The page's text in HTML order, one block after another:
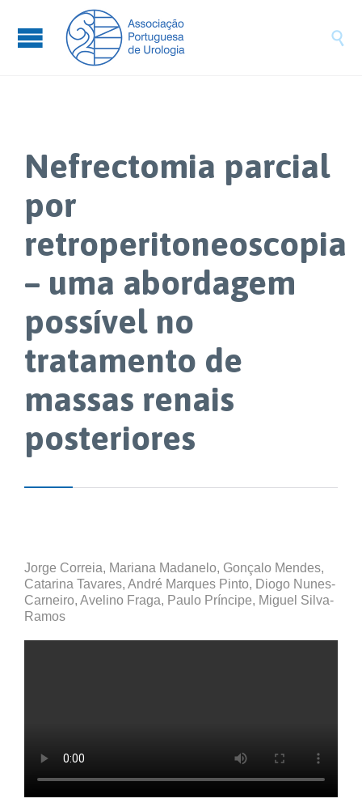

Nefrectomia parcial
por
retroperitoneoscopia
– uma abordagem
possível no
tratamento de
massas renais
posteriores
Jorge Correia, Mariana Madanelo, Gonçalo Mendes,
Catarina Tavares, André Marques Pinto, Diogo Nunes-
Carneiro, Avelino Fraga, Paulo Príncipe, Miguel Silva-
Ramos